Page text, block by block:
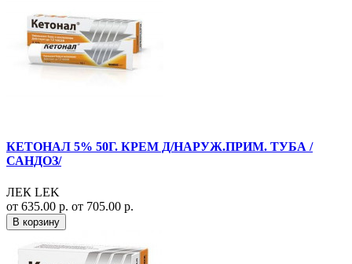
КЕТОНАЛ 5% 50Г. КРЕМ Д/НАРУЖ.ПРИМ. ТУБА /
САНДОЗ/
ЛЕК LEK
от 635.00 р. от 705.00 р.
В корзину